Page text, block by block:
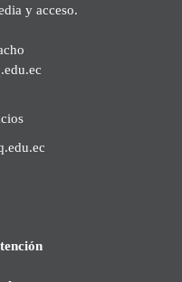
y acceso.